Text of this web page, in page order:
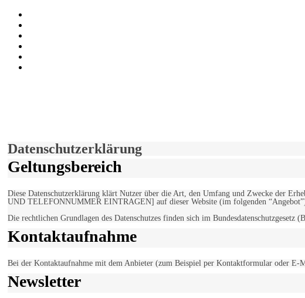
Datenschutzerklärung
Geltungsbereich
Diese Datenschutzerklärung klärt Nutzer über die Art, den Umfang und Zwecke der
UND TELEFONNUMMER EINTRAGEN] auf dieser Website (im folgenden
Die rechtlichen Grundlagen des Datenschutzes finden sich im Bundesdatenschutzgesetz
Kontaktaufnahme
Bei der Kontaktaufnahme mit dem Anbieter (zum Beispiel per Kontaktformular oder E-
Newsletter